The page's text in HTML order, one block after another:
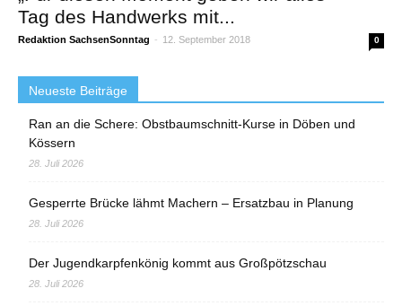
Tag des Handwerks mit...
Redaktion SachsenSonntag - 12. September 2018 0
Neueste Beiträge
Ran an die Schere: Obstbaumschnitt-Kurse in Döben und
Kössern
28. Juli 2026
Gesperrte Brücke lähmt Machern – Ersatzbau in Planung
28. Juli 2026
Der Jugendkarpfenkönig kommt aus Großpötzschau
28. Juli 2026